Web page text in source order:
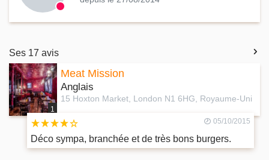
Ses 17 avis
1
Meat Mission
Anglais
15 Hoxton Market, London N1 6HG, Royaume-Uni
05/10/2015
Déco sympa, branchée et de très bons burgers.